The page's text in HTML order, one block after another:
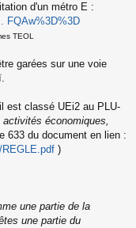
d'un métro E :
FQAw%3D%3D
TEOL
garées sur une voie
est classé UEi2 au PLU-
économiques,
633 du document en lien :
)
une partie de la
une partie du